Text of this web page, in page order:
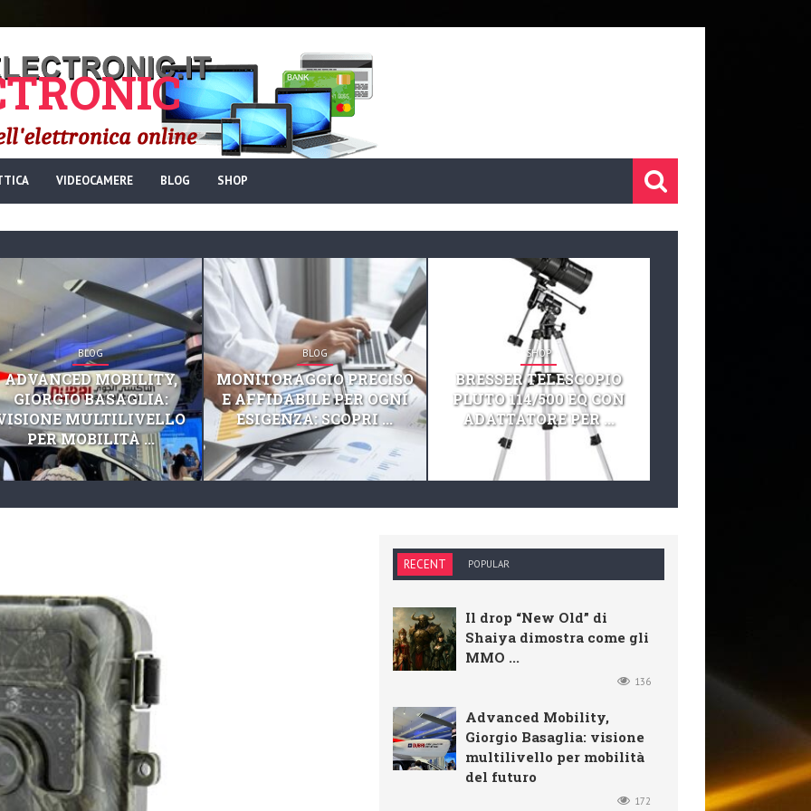
VIDEOCAMERE BLOG SHOP
BLOG
ADVANCED MOBILITY,
GIORGIO BASAGLIA:
MULTILIVELLO
PER MOBILITÀ ...
BLOG
MONITORAGGIO PRECISO
E AFFIDABILE PER OGNI
ESIGENZA: SCOPRI ...
SHOP
BRESSER TELESCOPIO
PLUTO 114/500 EQ CON
ADATTATORE PER ...
RECENT POPULAR
Il drop “New Old” di
Shaiya dimostra come gli
MMO ...
136
Advanced Mobility,
Giorgio Basaglia: visione
multilivello per mobilità
del futuro
172